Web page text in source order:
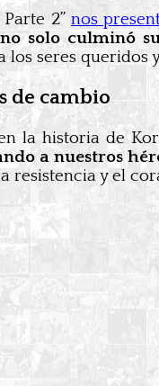
Parte 2”nos
no solo culminó
seres queridos
de cambio
la historia de
a nuestros
resistencia y el